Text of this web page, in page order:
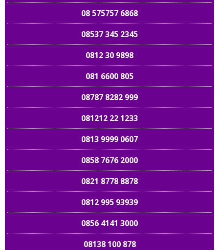
08 575757 6868
08537 345 2345
0812 30 9898
081 6600 805
08787 8282 999
081212 22 1233
0813 9999 0607
0858 7676 2000
0821 8778 8878
0812 995 93939
0856 4141 3000
08138 100 878